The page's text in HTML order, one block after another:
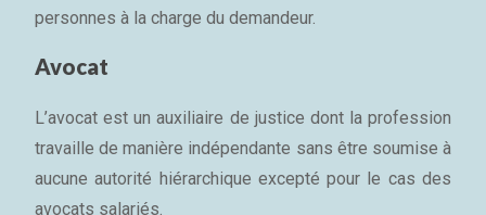
personnes à la charge du demandeur.
Avocat
L’avocat est un auxiliaire de justice dont la profession
travaille de manière indépendante sans être soumise à
aucune autorité hiérarchique excepté pour le cas des
avocats salariés.